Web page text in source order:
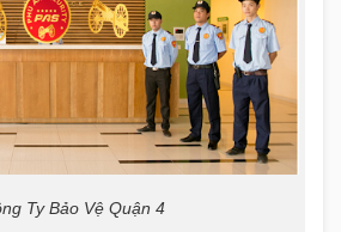
Ty Bảo Vệ Quận 4